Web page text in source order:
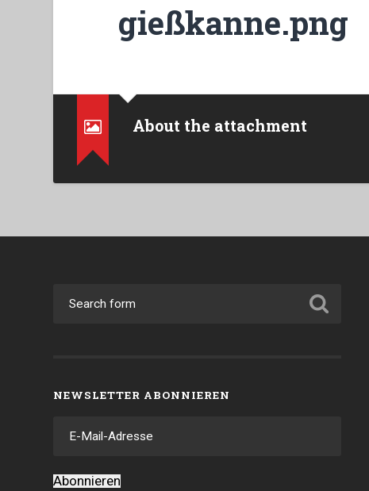
gießkanne.png
About the attachment
NEWSLETTER ABONNIEREN
Mail-
Abonnieren